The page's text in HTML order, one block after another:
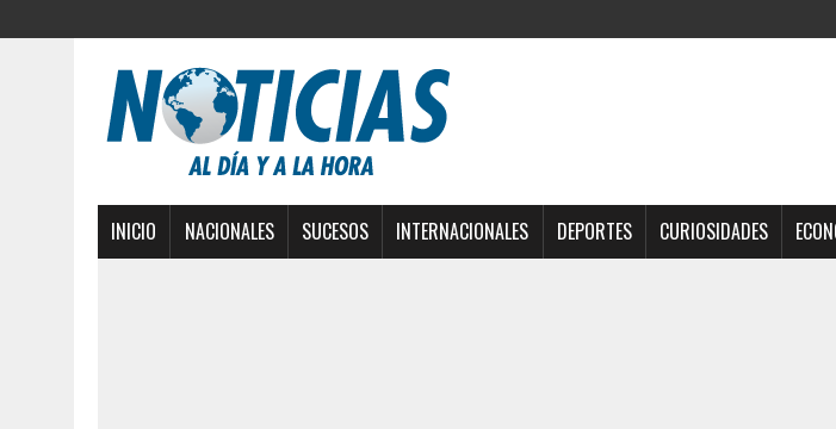
INICIO NACIONALES SUCESOS INTERNACIONALES DEPORTES CURIOSIDADES